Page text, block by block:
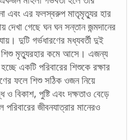
এবং এর ফলস্বরুপ মাতৃমৃত্যুর হার
দেখা গেছে ঘন ঘন সন্তান জন্মদানের
দুটি গর্ভধারণের মধ্যবর্তী দুই
শিশু মৃত্যুরহার কমে আসে। এজন্য
একটি পরিবারের শিশুকে রক্ষার
ফলে শিশু সঠিক ওজন নিয়ে
বিকাশ, পুষ্টি এবং দক্ষতাও বেড়ে
জীবনযাত্রার মানেরও